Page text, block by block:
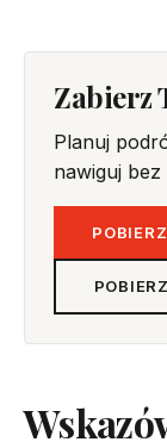
Zabierz
Planuj
nawiguj